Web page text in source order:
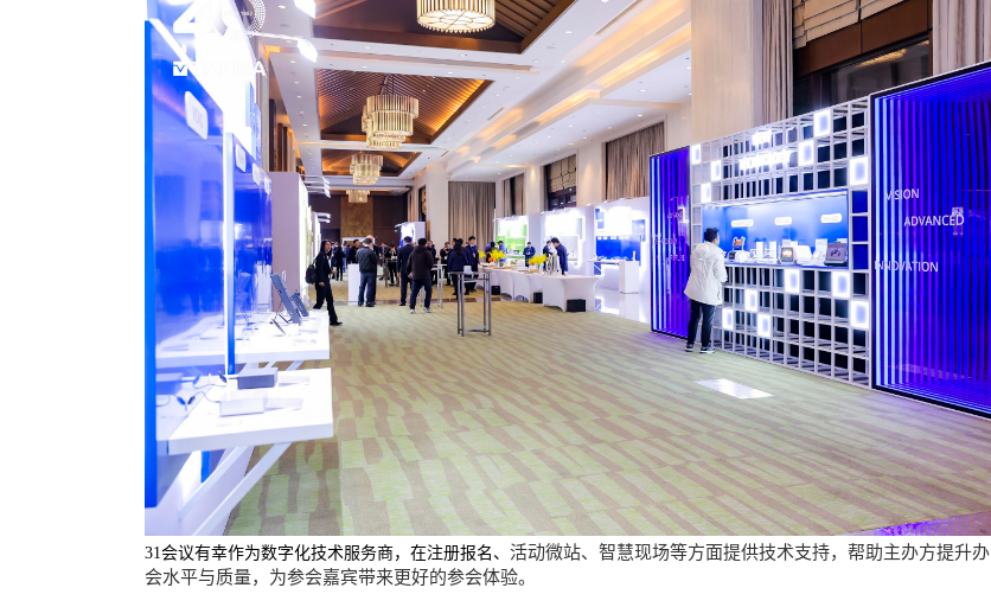
31会议有幸作为数字化技术服务商，在注册报名、 活动微站、智慧现场等方面提供技术支持，帮助主办方提升办
会水平与质量，为参会嘉宾带来更好的参会体验。